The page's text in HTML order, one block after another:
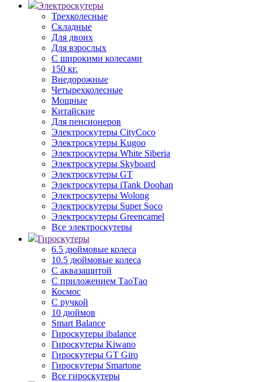
Электроскутеры
Трехколесные
Складные
Для двоих
Для взрослых
С широкими колесами
150 кг.
Внедорожные
Четырехколесные
Мощные
Китайские
Для пенсионеров
Электроскутеры CityCoco
Электроскутеры Kugoo
Электроскутеры White Siberia
Электроскутеры Skyboard
Электроскутеры GT
Электроскутеры iTank Doohan
Электроскутеры Wolong
Электроскутеры Super Soco
Электроскутеры Greencamel
Все электроскутеры
Гироскутеры
6.5 дюймовые колеса
10.5 дюймовые колеса
С аквазащитой
С приложением ТаоТао
Космос
С ручкой
10 дюймов
Smart Balance
Гироскутеры ibalance
Гироскутеры Kiwano
Гироскутеры GT Giro
Гироскутеры Smartone
Все гироскутеры